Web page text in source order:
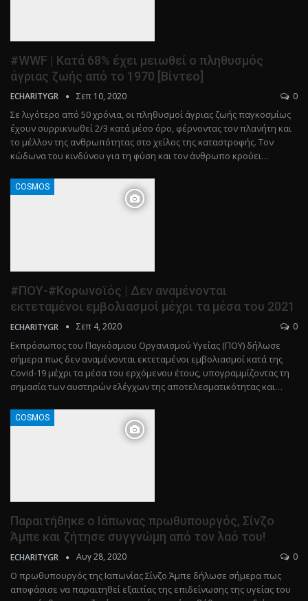
#WWF | Κατά 68% έχει μειωθεί ο πληθυσμός
άγριας ζωής από το 1970 [Βίντεο]
ECHARITYGR Σεπ 10, 2020 0
Σε λιγότερο από 50 χρόνια, οι πληθυσμοί άγριας ζωής παγκοσμίως
έχουν συρρικνωθεί 2/3 κατά μέσο όρο, φέρνοντας τον πλανήτη και
το μέλλον της ανθρωπότητας στο χείλος της καταστροφής. Τον
κώδωνα του κινδύνου για τη φύση και τον άνθρωπο κρούει…
COSMOS
#ΠΟΥ-#Κορωνοϊός | Δεν αναμένονται
εκτεταμένοι εμβολιασμοί μέχρι τα μέσα του 2021
ECHARITYGR Σεπ 4, 2020 0
Εκπρόσωπος του Παγκόσμιου Οργανισμού Υγείας (ΠΟΥ) δήλωσε
σήμερα πως δεν αναμένονται εκτεταμένοι εμβολιασμοί κατά της
Covid-19 μέχρι τα μέσα του ερχόμενου έτους, υπογραμμίζοντας τη
σημασία των αυστηρών ελέγχων της αποτελεσματικότητας και…
COSMOS
Παραιτήθηκε ο Ιάπωνας πρωθυπουργός, Σίνζο
Άμπε και ζήτησε συγγνώμη από τον λαό του!
ECHARITYGR Αυγ 28, 2020 0
Ο πρωθυπουργός της Ιαπωνίας Σίνζο Άμπε δήλωσε σήμερα πως
αποφάσισε να παραιτηθεί εξαιτίας της επιδείνωσης της υγείας του